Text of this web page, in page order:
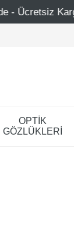
OPTİK
GÖZLÜKLERİ